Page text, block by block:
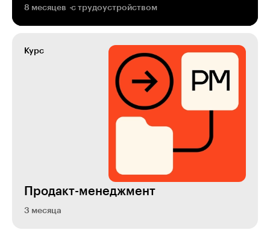
8 месяцев с трудоустройством
Курс
Продакт-менеджмент
3 месяца